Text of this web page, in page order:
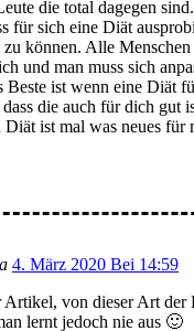
die total dagegen
für sich eine Diät
können. Alle
und man muss sich
Beste ist wenn eine Diät
die auch für dich gut
ist mal was neues für
4. März 2020 Bei 14:59
Artikel, von dieser Art der
lernt jedoch nie aus 🙂